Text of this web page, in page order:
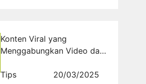
Konten Viral yang
Menggabungkan Video dan
untuk Sukses Besar
Tips 20/03/2025